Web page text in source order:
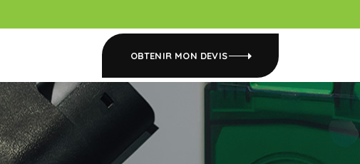
OBTENIR MON DEVIS